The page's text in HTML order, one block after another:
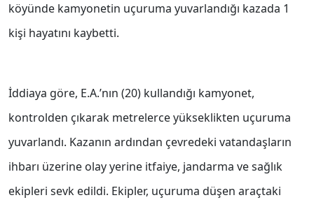
köyünde kamyonetin uçuruma yuvarlandığı kazada 1
kişi hayatını kaybetti.
İddiaya göre, E.A.’nın (20) kullandığı kamyonet,
kontrolden çıkarak metrelerce yükseklikten uçuruma
yuvarlandı. Kazanın ardından çevredeki vatandaşların
ihbarı üzerine olay yerine itfaiye, jandarma ve sağlık
ekipleri sevk edildi. Ekipler, uçuruma düşen araçtaki